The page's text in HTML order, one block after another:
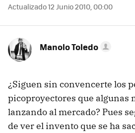
Actualizado 12 Junio 2010, 00:00
Manolo Toledo
¿Siguen sin convencerte los
picoproyectores que algunas
lanzando al mercado? Pues
de ver el invento que se ha